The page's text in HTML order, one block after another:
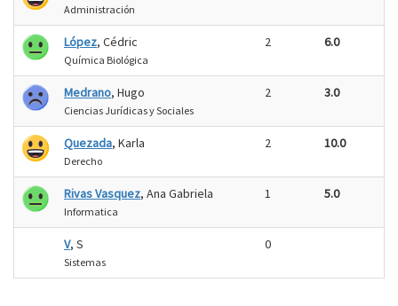
Administración
López, Cédric
Química Biológica
2 6.0
Medrano, Hugo
Ciencias Jurídicas y Sociales
2 3.0
Quezada, Karla
Derecho
2 10.0
Rivas Vasquez, Ana Gabriela
Informatica
1 5.0
V, S
Sistemas
0